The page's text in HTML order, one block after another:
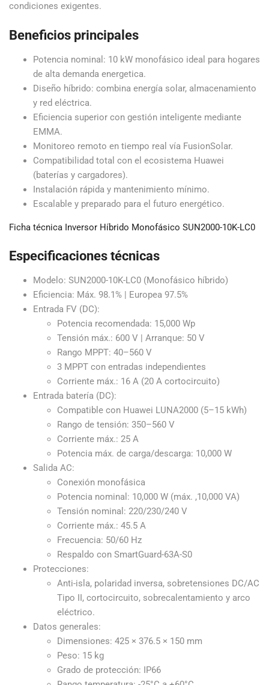
condiciones exigentes.
Beneficios principales
Potencia nominal: 10 kW monofásico ideal para hogares
de alta demanda energetica.
Diseño híbrido: combina energía solar, almacenamiento
y red eléctrica.
Eficiencia superior con gestión inteligente mediante
EMMA.
Monitoreo remoto en tiempo real vía FusionSolar.
Compatibilidad total con el ecosistema Huawei
(baterías y cargadores).
Instalación rápida y mantenimiento mínimo.
Escalable y preparado para el futuro energético.
Ficha técnica Inversor Híbrido Monofásico SUN2000-10K-LC0
Especificaciones técnicas
Modelo: SUN2000-10K-LC0 (Monofásico híbrido)
Eficiencia: Máx. 98.1% | Europea 97.5%
Entrada FV (DC):
Potencia recomendada: 15,000 Wp
Tensión máx.: 600 V | Arranque: 50 V
Rango MPPT: 40–560 V
3 MPPT con entradas independientes
Corriente máx.: 16 A (20 A cortocircuito)
Entrada batería (DC):
Compatible con Huawei LUNA2000 (5–15 kWh)
Rango de tensión: 350–560 V
Corriente máx.: 25 A
Potencia máx. de carga/descarga: 10,000 W
Salida AC:
Conexión monofásica
Potencia nominal: 10,000 W (máx. ,10,000 VA)
Tensión nominal: 220/230/240 V
Corriente máx.: 45.5 A
Frecuencia: 50/60 Hz
Respaldo con SmartGuard-63A-S0
Protecciones:
Anti-isla, polaridad inversa, sobretensiones DC/AC
Tipo II, cortocircuito, sobrecalentamiento y arco
eléctrico.
Datos generales:
Dimensiones: 425 × 376.5 × 150 mm
Peso: 15 kg
Grado de protección: IP66